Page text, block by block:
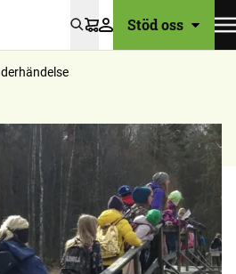
VarukorgStöd oss